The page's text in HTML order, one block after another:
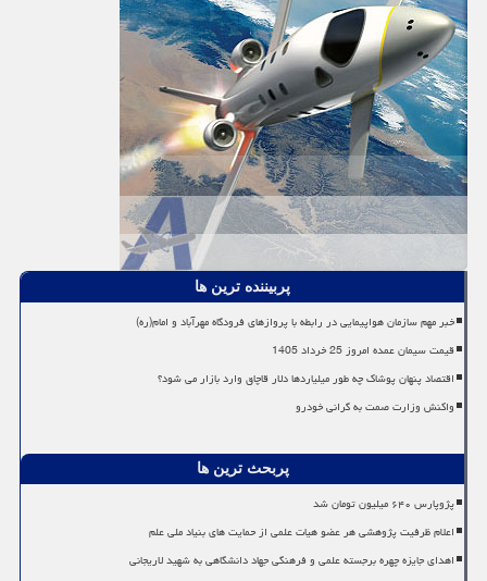
پربیننده ترین ها
خبر مهم سازمان هواپیمایی در رابطه با پروازهای فرودگاه مهرآباد و امام(ره)
قیمت سیمان عمده امروز 25 خرداد 1405
اقتصاد پنهان پوشاک چه طور میلیاردها دلار قاچاق وارد بازار می شود؟
واکنش وزارت صمت به گرانی خودرو
پربحث ترین ها
پژوپارس ۶۴۰ میلیون تومان شد
اعلام ظرفیت پژوهشی هر عضو هیات علمی از حمایت های بنیاد ملی علم
اهدای جایزه چهره برجسته علمی و فرهنگی جهاد دانشگاهی به شهید لاریجانی